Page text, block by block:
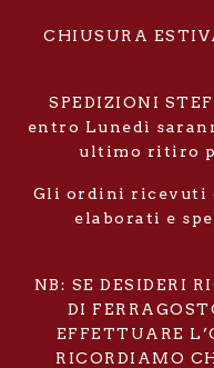
CHIUSURA
SPEDIZIONI
entro Lunedì
ultimo ritiro
Gli ordini ricevuti
elaborati e
NB: SE DESIDERI
DI
EFFETTUARE
RICORDIAMO